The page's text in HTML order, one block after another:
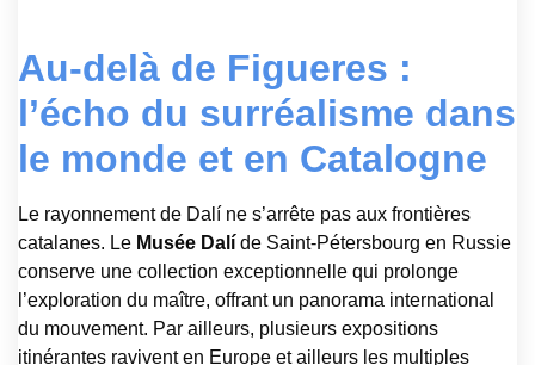
Au-delà de Figueres :
l’écho du surréalisme dans
le monde et en Catalogne
Le rayonnement de Dalí ne s’arrête pas aux frontières
catalanes. Le Musée Dalí de Saint-Pétersbourg en Russie
conserve une collection exceptionnelle qui prolonge
l’exploration du maître, offrant un panorama international
du mouvement. Par ailleurs, plusieurs expositions
itinérantes ravivent en Europe et ailleurs les multiples